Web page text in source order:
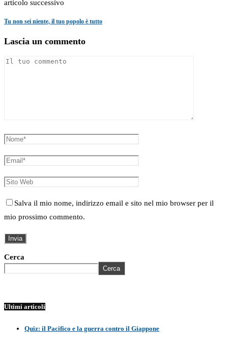
articolo successivo
Tu non sei niente, il tuo popolo è tutto
Lascia un commento
Salva il mio nome, indirizzo email e sito nel mio browser per il
mio prossimo commento.
Cerca
Cerca
Ultimi articoli
Quiz: il Pacifico e la guerra contro il Giappone